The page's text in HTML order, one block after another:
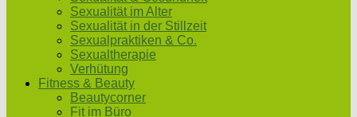
Sexualität im Alter
Sexualität in der Stillzeit
Sexualpraktiken & Co.
Sexualtherapie
Verhütung
Fitness & Beauty
Beautycorner
Fit im Büro